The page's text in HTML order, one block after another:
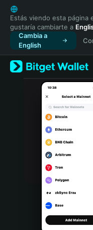
English
日本語
Tiếng Việt
Русский
Español (Latinoamérica)
Türkçe
Italiano
Português (Portugal)
Bahasa Indonesia
Português (Brasil)
Español (Argentina)
Estás viendo esta página
gustaría cambiarte a
Cambia a
English